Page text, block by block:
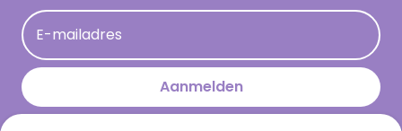
Acties
Persberichten
Leuke en grappige op kamp teksten
kamppost inspiratie
E-mailadres
Aanmelden